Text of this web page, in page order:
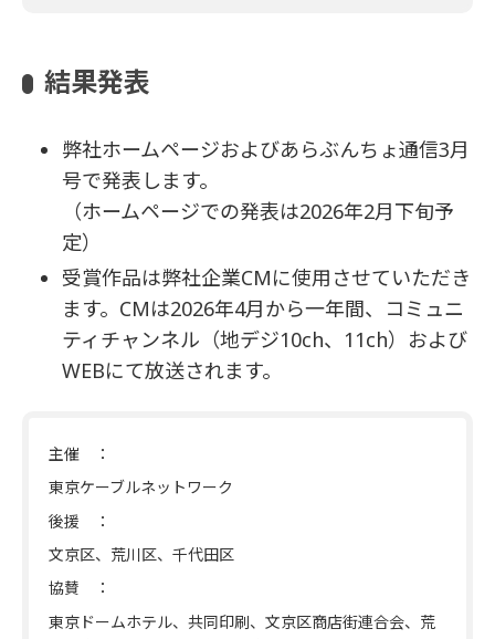
結果発表
弊社ホームページおよびあらぶんちょ通信3月
号で発表します。
（ホームページでの発表は2026年2月下旬予
定）
受賞作品は弊社企業CMに使用させていただき
ます。CMは2026年4月から一年間、コミュニ
ティチャンネル（地デジ10ch、11ch）および
WEBにて放送されます。
主催 ：
東京ケーブルネットワーク
後援 ：
文京区、荒川区、千代田区
協賛 ：
東京ドームホテル、共同印刷、文京区商店街連合会、荒